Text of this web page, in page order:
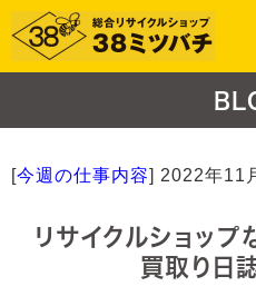
[今週の仕事内容] 2022年11
リサイクルショッ
買取り日